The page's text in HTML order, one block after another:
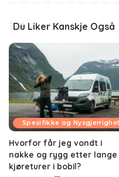
Du Liker Kanskje Også
Spesifikke og
Hvorfor får jeg vondt i
nakke og rygg etter lange
kjøreturer i bobil?